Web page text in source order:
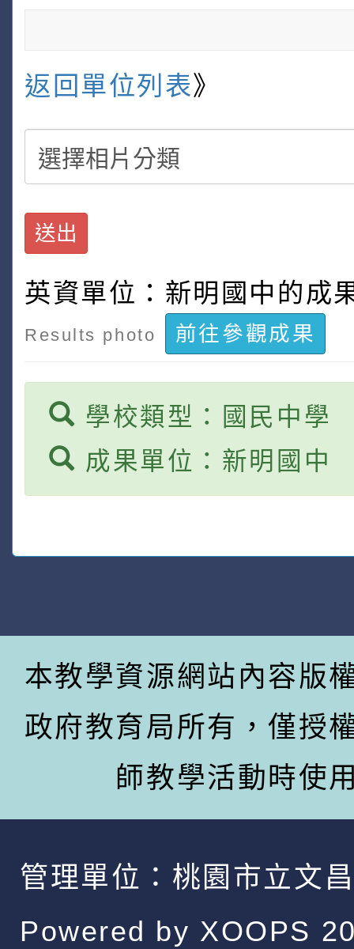
返回單位列表》
送出
英資單位：新明國中的成
Results photo 前往參觀成果
學校類型：國民中學
成果單位：新明國中
本教學資源網站內容版
政府教育局所有，僅授
師教學活動時使
管理單位： 桃園市立文
Powered by XOOPS